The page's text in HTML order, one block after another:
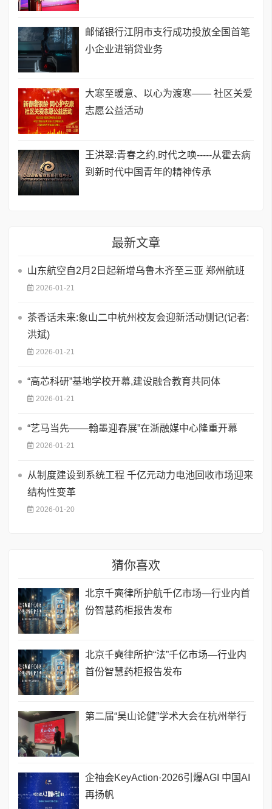
邮储银行江阴市支行成功投放全国首笔
小企业进销贷业务
​大寒至暖意、以心为渡寒—— 社区关爱
志愿公益活动
王洪翠:青春之约,时代之唤-----从霍去病
到新时代中国青年的精神传承
最新文章
山东航空自2月2日起新增乌鲁木齐至三亚 郑州航班
2026-01-21
茶香话未来:象山二中杭州校友会迎新活动侧记(记者:
洪斌)
2026-01-21
“高芯科研”基地学校开幕,建设融合教育共同体
2026-01-21
“艺马当先——翰墨迎春展”在浙融媒中心隆重开幕
2026-01-21
从制度建设到系统工程 千亿元动力电池回收市场迎来
结构性变革
2026-01-20
猜你喜欢
北京千奭律所护航千亿市场—行业内首
份智慧药柜报告发布
北京千奭律所护“法”千亿市场—行业内
首份智慧药柜报告发布
第二届“吴山论健”学术大会在杭州举行
企袖会KeyAction·2026引爆AGI 中国AI
再扬帆